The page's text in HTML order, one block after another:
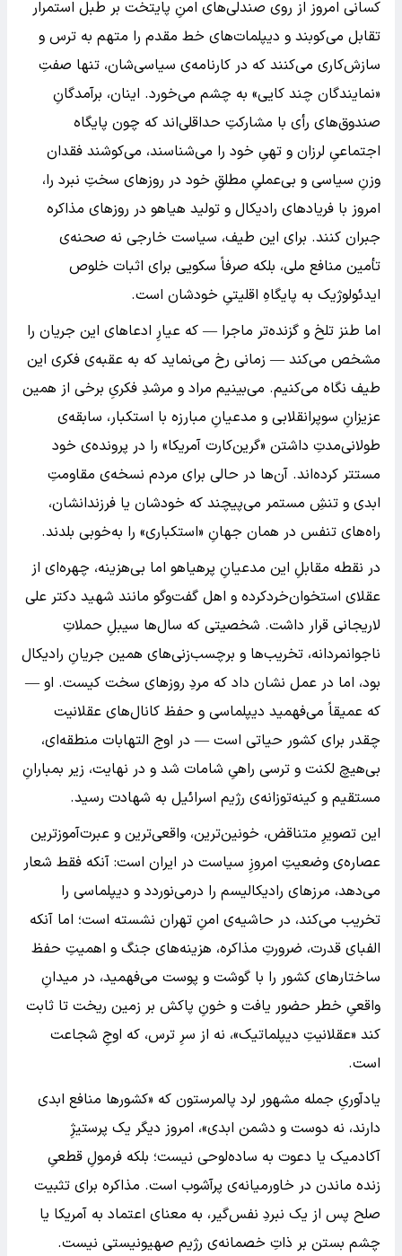
کسانی امروز از روی صندلی‌های امنِ پایتخت بر طبل استمرار
تقابل می‌کوبند و دیپلمات‌های خط مقدم را متهم به ترس و
سازش‌کاری می‌کنند که در کارنامه‌ی سیاسی‌شان، تنها صفتِ
«نمایندگان چند کایی» به چشم می‌خورد. اینان، برآمدگانِ
صندوق‌های رأی با مشارکتِ حداقلی‌اند که چون پایگاه
اجتماعیِ لرزان و تهیِ خود را می‌شناسند، می‌کوشند فقدان
وزنِ سیاسی و بی‌عملیِ مطلقِ خود در روزهای سختِ نبرد را،
امروز با فریادهای رادیکال و تولید هیاهو در روزهای مذاکره
جبران کنند. برای این طیف، سیاست خارجی نه صحنه‌ی
تأمین منافع ملی، بلکه صرفاً سکویی برای اثبات خلوص
ایدئولوژیک به پایگاهِ اقلیتیِ خودشان است.
اما طنز تلخ و گزنده‌تر ماجرا — که عیارِ ادعاهای این جریان را
مشخص می‌کند — زمانی رخ می‌نماید که به عقبه‌ی فکری این
طیف نگاه می‌کنیم. می‌بینیم مراد و مرشدِ فکریِ برخی از همین
عزیزانِ سوپرانقلابی و مدعیانِ مبارزه با استکبار، سابقه‌ی
طولانی‌مدتِ داشتن «گرین‌کارت آمریکا» را در پرونده‌ی خود
مستتر کرده‌اند. آن‌ها در حالی برای مردم نسخه‌ی مقاومتِ
ابدی و تنشِ مستمر می‌پیچند که خودشان یا فرزندانشان،
راه‌های تنفس در همان جهانِ «استکباری» را به‌خوبی بلدند.
در نقطه مقابلِ این مدعیانِ پرهیاهو اما بی‌هزینه، چهره‌ای از
عقلای استخوان‌خردکرده و اهل گفت‌وگو مانند شهید دکتر علی
لاریجانی قرار داشت. شخصیتی که سال‌ها سیبلِ حملاتِ
ناجوانمردانه، تخریب‌ها و برچسب‌زنی‌های همین جریانِ رادیکال
بود، اما در عمل نشان داد که مردِ روزهای سخت کیست. او —
که عمیقاً می‌فهمید دیپلماسی و حفظ کانال‌های عقلانیت
چقدر برای کشور حیاتی است — در اوج التهابات منطقه‌ای،
بی‌هیچ لکنت و ترسی راهیِ شامات شد و در نهایت، زیر بمبارانِ
مستقیم و کینه‌توزانه‌ی رژیم اسرائیل به شهادت رسید.
این تصویرِ متناقض، خونین‌ترین، واقعی‌ترین و عبرت‌آموزترین
عصاره‌ی وضعیتِ امروزِ سیاست در ایران است: آنکه فقط شعار
می‌دهد، مرزهای رادیکالیسم را درمی‌نوردد و دیپلماسی را
تخریب می‌کند، در حاشیه‌ی امنِ تهران نشسته است؛ اما آنکه
الفبای قدرت، ضرورتِ مذاکره، هزینه‌های جنگ و اهمیتِ حفظ
ساختارهای کشور را با گوشت و پوست می‌فهمید، در میدانِ
واقعیِ خطر حضور یافت و خونِ پاکش بر زمین ریخت تا ثابت
کند «عقلانیتِ دیپلماتیک»، نه از سرِ ترس، که اوجِ شجاعت
است.
یادآوریِ جمله مشهور لرد پالمرستون که «کشورها منافع ابدی
دارند، نه دوست و دشمن ابدی»، امروز دیگر یک پرستیژِ
آکادمیک یا دعوت به ساده‌لوحی نیست؛ بلکه فرمولِ قطعیِ
زنده ماندن در خاورمیانه‌ی پرآشوب است. مذاکره برای تثبیت
صلح پس از یک نبردِ نفس‌گیر، به معنای اعتماد به آمریکا یا
چشم بستن بر ذاتِ خصمانه‌ی رژیم صهیونیستی نیست.